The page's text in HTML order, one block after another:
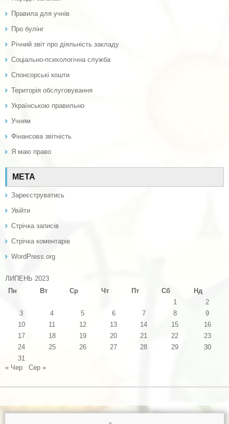
Правила для учнів
Про булінг
Річний звіт про діяльність закладу
Соціально-психологічна служба
Спонсорські кошти
Територія обслуговування
Українською правильно
Учням
Фінансова звітність
Я маю право
МЕТА
Зареєструватись
Увійти
Стрічка записів
Стрічка коментарів
WordPress.org
ЛИПЕНЬ 2023
Пн
Вт Ср Чт Пт Сб
Нд
1
2
3
4 5 6 7 8
9
10
11 12 13 14 15
16
17
18 19 20 21 22
23
24
25 26 27 28 29
30
31
« Чер
Сер »